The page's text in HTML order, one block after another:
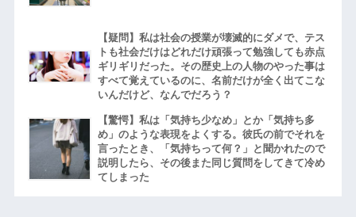
【疑問】私は社会の授業が壊滅的にダメで、テス
トも社会だけはどれだけ頑張って勉強しても赤点
ギリギリだった。その歴史上の人物のやった事は
すべて覚えているのに、名前だけが全く出てこな
いんだけど、なんでだろう？
【驚愕】私は「気持ち少なめ」とか「気持ち多
め」のような表現をよくする。彼氏の前でそれを
言ったとき、「気持ちって何？」と聞かれたので
説明したら、その後また同じ質問をしてきて冷め
てしまった